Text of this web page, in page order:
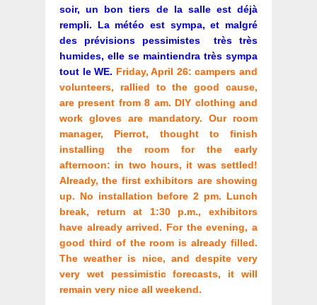
soir, un bon tiers de la salle est déjà
rempli. La météo est sympa, et malgré
des prévisions pessimistes très très
humides, elle se maintiendra très sympa
tout le WE. Friday, April 26: campers and
volunteers, rallied to the good cause,
are present from 8 am. DIY clothing and
work gloves are mandatory. Our room
manager, Pierrot, thought to finish
installing the room for the early
afternoon: in two hours, it was settled!
Already, the first exhibitors are showing
up. No installation before 2 pm. Lunch
break, return at 1:30 p.m., exhibitors
have already arrived. For the evening, a
good third of the room is already filled.
The weather is nice, and despite very
very wet pessimistic forecasts, it will
remain very nice all weekend.